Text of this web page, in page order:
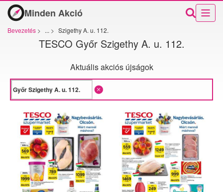
Minden Akció
Bevezetés > ... > Szigethy A. u. 112.
TESCO Győr Szigethy A. u. 112.
Aktuális akciós újságok